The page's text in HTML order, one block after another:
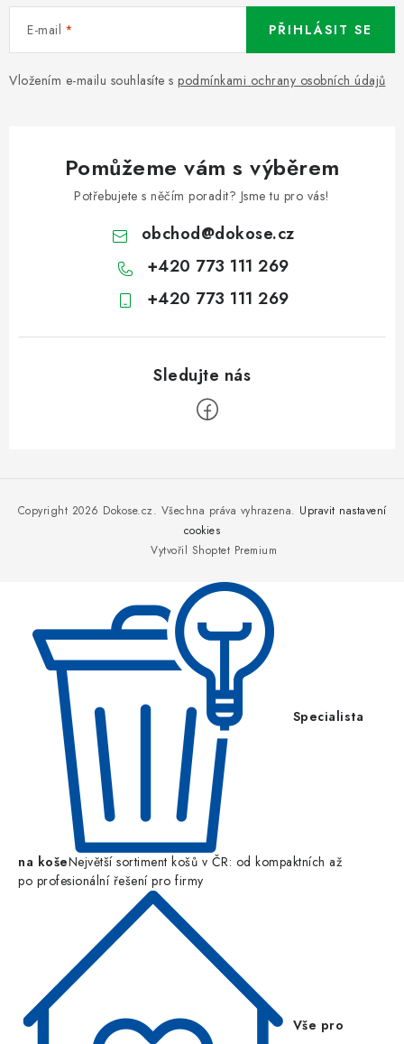
E-mail
Vložením e-mailu souhlasíte s podmínkami ochrany osobních údajů
PŘIHLÁSIT SE
Pomůžeme vám s výběrem
Potřebujete s něčím poradit? Jsme tu pro vás!
obchod@dokose.cz
+420 773 111 269
+420 773 111 269
Vytvořil Shoptet Premium
Copyright 2026 Dokose.cz. Všechna práva vyhrazena. Upravit nastavení
cookies
Specialista
na košeNejvětší sortiment košů v ČR: od kompaktních až
po profesionální řešení pro firmy
Vše pro